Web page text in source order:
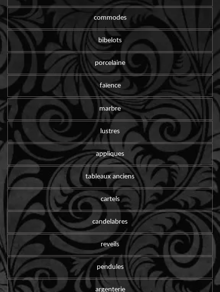
commodes
bibelots
porcelaine
faïence
marbre
lustres
appliques
tableaux anciens
cartels
candelabres
reveils
pendules
argenterie